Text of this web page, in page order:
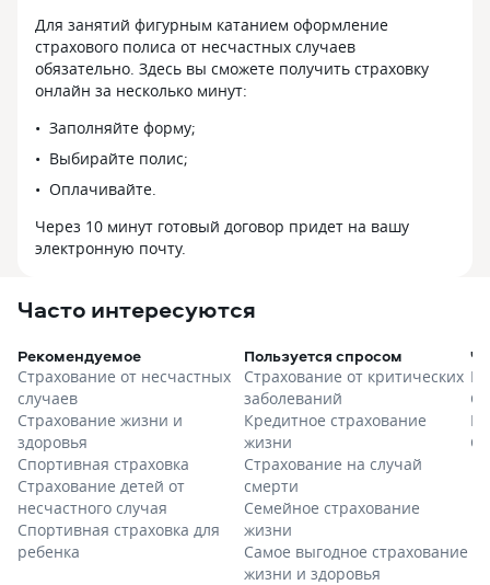
Для занятий фигурным катанием оформление
страхового полиса от несчастных случаев
обязательно. Здесь вы сможете получить страховку
онлайн за несколько минут:
Заполняйте форму;
Выбирайте полис;
Оплачивайте.
Через 10 минут готовый договор придет на вашу
электронную почту.
Часто интересуются
Рекомендуемое
Страхование от несчастных
случаев
Страхование жизни и
здоровья
Спортивная страховка
Страхование детей от
несчастного случая
Спортивная страховка для
ребенка
Пользуется спросом
Страхование от критических
заболеваний
Кредитное страхование
жизни
Страхование на случай
смерти
Семейное страхование
жизни
Самое выгодное страхование
жизни и здоровья